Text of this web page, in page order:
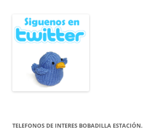
TELEFONOS DE INTERES BOBADILLA ESTACIÓN.